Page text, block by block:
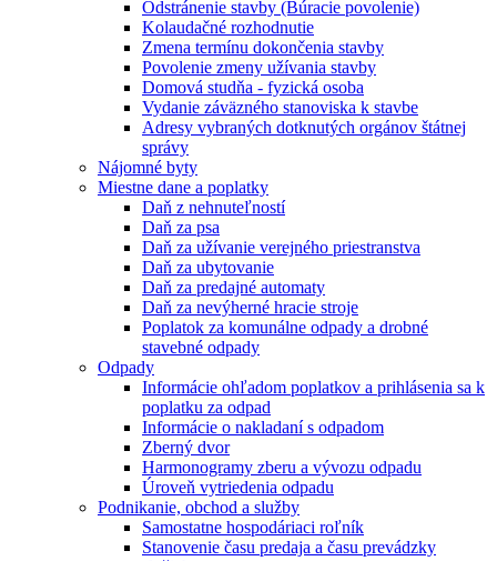
Odstránenie stavby (Búracie povolenie)
Kolaudačné rozhodnutie
Zmena termínu dokončenia stavby
Povolenie zmeny užívania stavby
Domová studňa - fyzická osoba
Vydanie záväzného stanoviska k stavbe
Adresy vybraných dotknutých orgánov štátnej
správy
Nájomné byty
Miestne dane a poplatky
Daň z nehnuteľností
Daň za psa
Daň za užívanie verejného priestranstva
Daň za ubytovanie
Daň za predajné automaty
Daň za nevýherné hracie stroje
Poplatok za komunálne odpady a drobné
stavebné odpady
Odpady
Informácie ohľadom poplatkov a prihlásenia sa k
poplatku za odpad
Informácie o nakladaní s odpadom
Zberný dvor
Harmonogramy zberu a vývozu odpadu
Úroveň vytriedenia odpadu
Podnikanie, obchod a služby
Samostatne hospodáriaci roľník
Stanovenie času predaja a času prevádzky